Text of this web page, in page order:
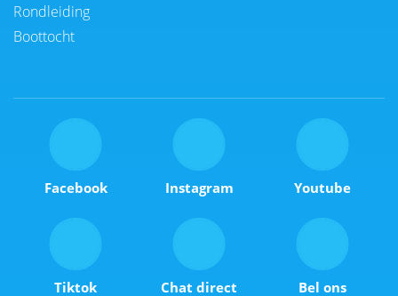
Rondleiding
Boottocht
Facebook Instagram Youtube
Tiktok Chat direct Bel ons